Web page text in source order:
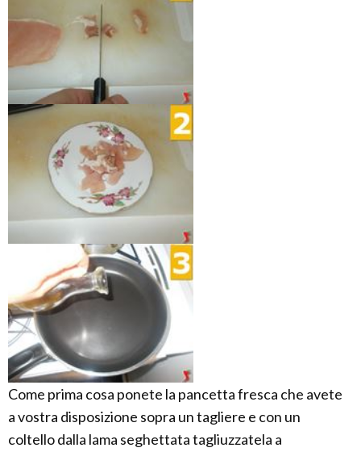
Come prima cosa ponete la pancetta fresca che avete
a vostra disposizione sopra un tagliere e con un
coltello dalla lama seghettata tagliuzzatela a